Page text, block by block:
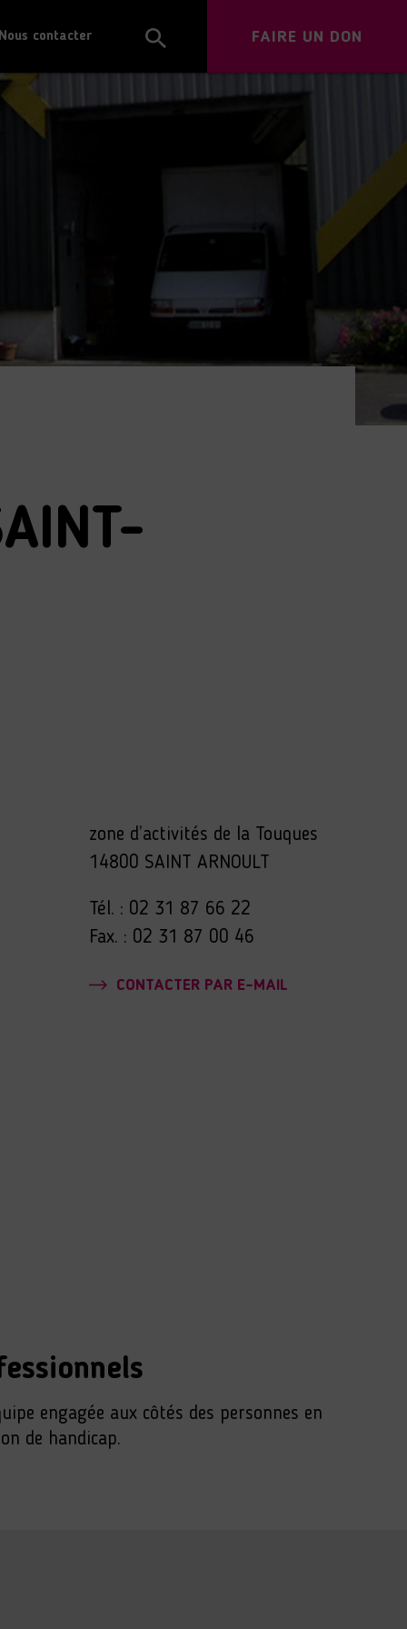
Nous contacter FAIRE UN DON
zone d’activités de la Touques
14800 SAINT ARNOULT
Tél. : 02 31 87 66 22
Fax. : 02 31 87 00 46
CONTACTER PAR E-MAIL
engagée aux côtés des personnes en
de handicap.